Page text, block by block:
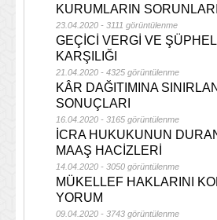
KURUMLARIN SORUNLARI
23.04.2020 - 3111 görüntülenme
GEÇİCİ VERGİ VE
KARŞILIĞI
21.04.2020 - 4325 görüntülenme
KÂR DAĞITIMINA
SONUÇLARI
16.04.2020 - 3165 görüntülenme
İCRA HUKUKUNUN
MAAŞ HACİZLERİ
14.04.2020 - 3050 görüntülenme
MÜKELLEF HAKLARINI
YORUM
09.04.2020 - 3743 görüntülenme